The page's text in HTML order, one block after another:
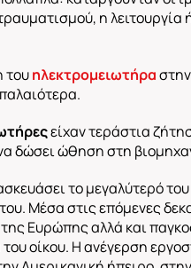
η
τουηλεκτρομειωτήρα
είχαν τεράστια
δώσει ώθηση στη
το μεγαλύτερό
Μέσα στις επόμενες
Ευρώπης αλλά και
οίκου. Η ανέγερση